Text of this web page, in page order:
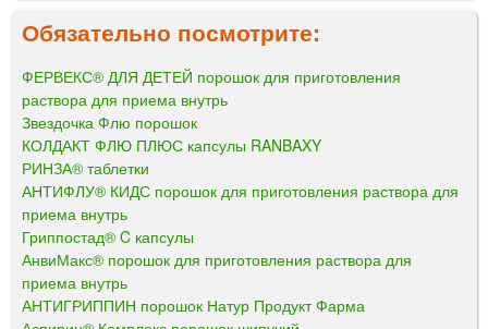
Обязательно посмотрите:
ФЕРВЕКС® ДЛЯ ДЕТЕЙ порошок для приготовления
раствора для приема внутрь
Звездочка Флю порошок
КОЛДАКТ ФЛЮ ПЛЮС капсулы RANBAXY
РИНЗА® таблетки
АНТИФЛУ® КИДС порошок для приготовления раствора для
приема внутрь
Гриппостад® C капсулы
АнвиМакс® порошок для приготовления раствора для
приема внутрь
АНТИГРИППИН порошок Натур Продукт Фарма